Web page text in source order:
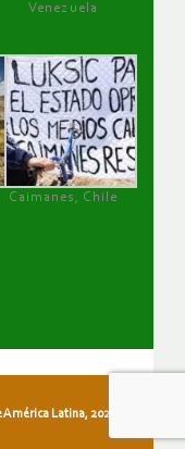
Venezuela
Caimanes, Chile
Latina, 2026